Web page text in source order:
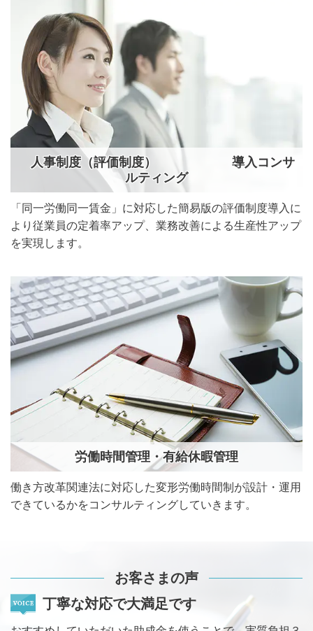
人事制度（評価制度） 導入コンサ
ルティング
「同一労働同一賃金」に対応した簡易版の評価制度導入に
より従業員の定着率アップ、業務改善による生産性アップ
を実現します。
労働時間管理・有給休暇管理
働き方改革関連法に対応した変形労働時間制が設計・運用
できているかをコンサルティングしていきます。
お客さまの声
丁寧な対応で大満足です